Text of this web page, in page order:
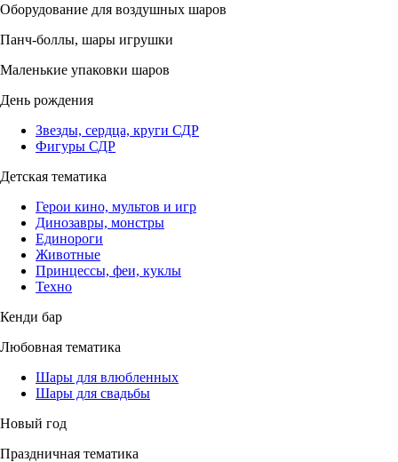
Оборудование для воздушных шаров
Панч-боллы, шары игрушки
Маленькие упаковки шаров
День рождения
Звезды, сердца, круги СДР
Фигуры СДР
Детская тематика
Герои кино, мультов и игр
Динозавры, монстры
Единороги
Животные
Принцессы, феи, куклы
Техно
Кенди бар
Любовная тематика
Шары для влюбленных
Шары для свадьбы
Новый год
Праздничная тематика